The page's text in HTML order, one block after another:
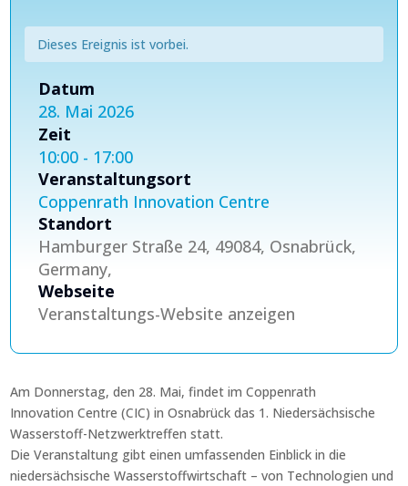
Dieses Ereignis ist vorbei.
Datum
28. Mai 2026
Zeit
10:00 - 17:00
Veranstaltungsort
Coppenrath Innovation Centre
Standort
Hamburger Straße 24, 49084, Osnabrück,
Germany,
Webseite
Veranstaltungs-Website anzeigen
Am Donnerstag, den 28. Mai, findet im Coppenrath
Innovation Centre (CIC) in Osnabrück das 1. Niedersächsische
Wasserstoff-Netzwerktreffen statt.
Die Veranstaltung gibt einen umfassenden Einblick in die
niedersächsische Wasserstoffwirtschaft – von Technologien und